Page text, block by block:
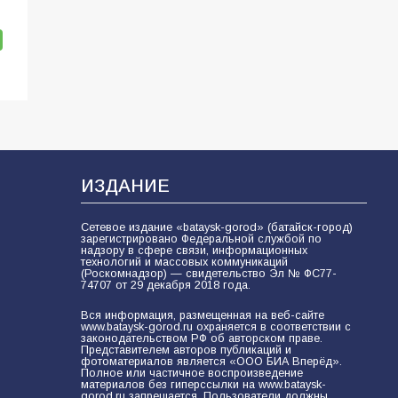
ИЗДАНИЕ
Сетевое издание «bataysk-gorod» (батайск-город)
зарегистрировано Федеральной службой по
надзору в сфере связи, информационных
технологий и массовых коммуникаций
(Роскомнадзор) — свидетельство Эл № ФС77-
74707 от 29 декабря 2018 года.
Вся информация, размещенная на веб-сайте
www.bataysk-gorod.ru охраняется в соответствии с
законодательством РФ об авторском праве.
Представителем авторов публикаций и
фотоматериалов является «ООО БИА Вперёд».
Полное или частичное воспроизведение
материалов без гиперссылки на www.bataysk-